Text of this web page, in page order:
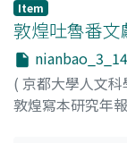
Item
敦煌吐魯番文
( 京都大學人文
敦煌寫本研究年報